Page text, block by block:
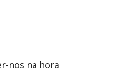
nos na hora